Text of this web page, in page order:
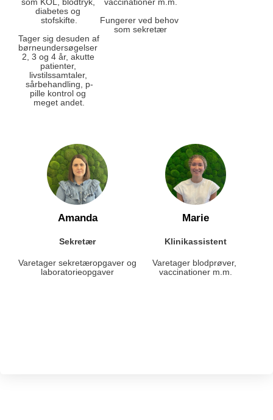
diabetes og
stofskifte.
Tager sig desuden af
børneundersøgelser
2, 3 og 4 år, akutte
patienter,
livstilssamtaler,
sårbehandling, p-
pille kontrol og
meget andet.
Fungerer ved behov
som sekretær
Amanda
Sekretær
Varetager sekretæropgaver og
laboratorieopgaver
Marie
Klinikassistent
Varetager blodprøver,
vaccinationer m.m.